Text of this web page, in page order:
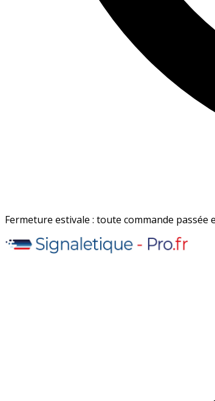
Fermeture estivale : toute commande